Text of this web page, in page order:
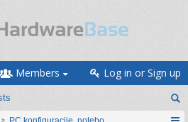
Members Log in or Sign up